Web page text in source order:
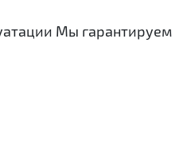
Мы гарантируем